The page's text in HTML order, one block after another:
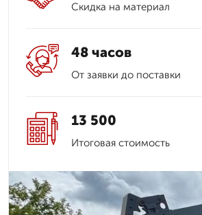
Скидка на материал
48 часов
От заявки до поставки
13 500
Итоговая стоимость